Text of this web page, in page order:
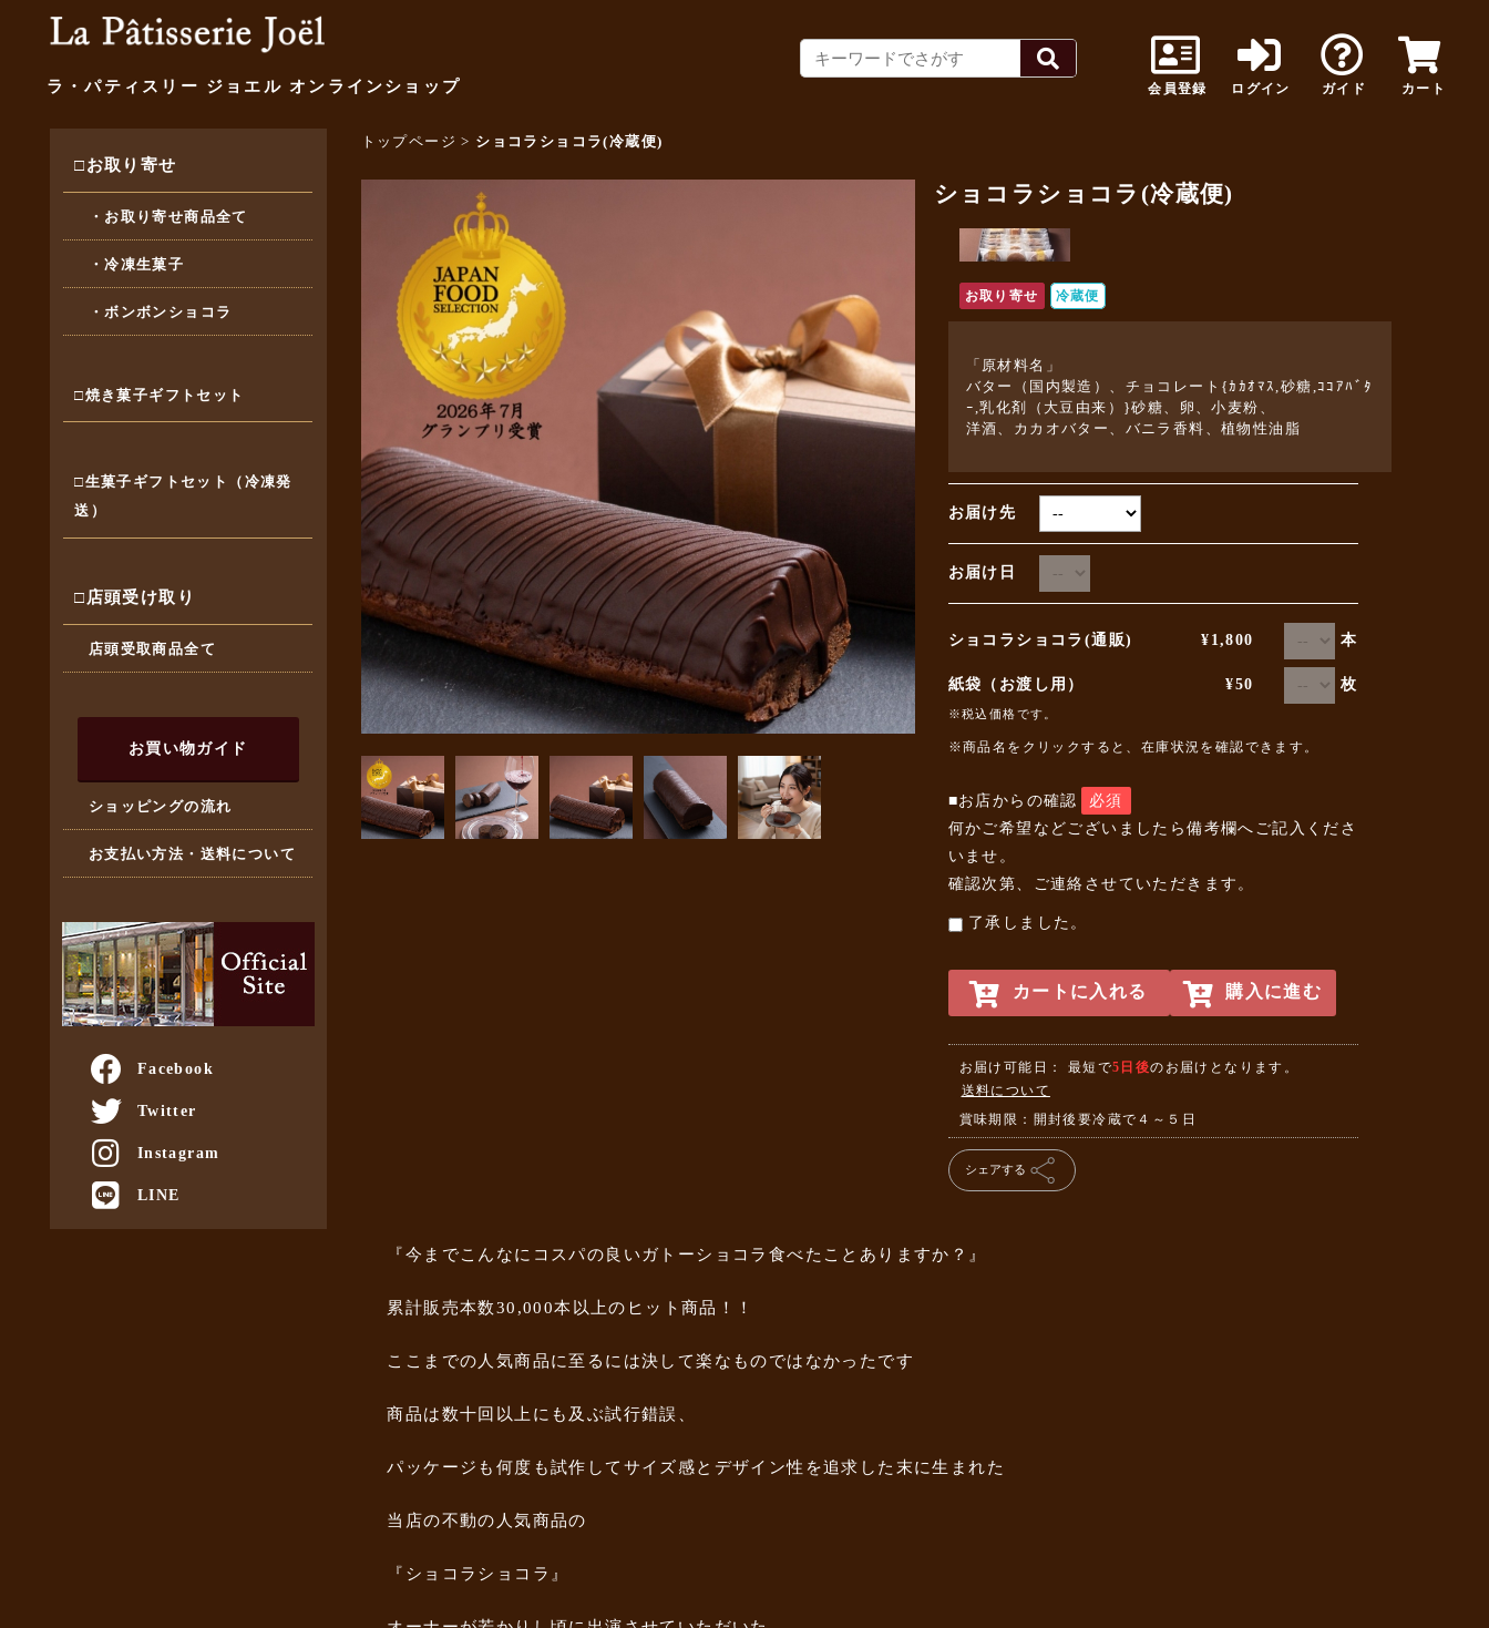
会員登録 ログイン ガイド カート
ラ・パティスリー ジョエル オンラインショップ
□お取り寄せ
・お取り寄せ商品全て
・冷凍生菓子
・ボンボンショコラ
□焼き菓子ギフトセット
□生菓子ギフトセット（冷凍発
送）
□店頭受け取り
店頭受取商品全て
お買い物ガイド
ショッピングの流れ
お支払い方法・送料について
Facebook
Twitter
Instagram
LINE
トップページ > ショコラショコラ(冷蔵便)
ショコラショコラ(冷蔵便)
お取り寄せ 冷蔵便
「原材料名」
バター（国内製造）、チョコレート{ｶｶｵﾏｽ,砂糖,ｺｺｱﾊﾞﾀ
ｰ,乳化剤（大豆由来）}砂糖、卵、小麦粉、
洋酒、カカオバター、バニラ香料、植物性油脂
お届け先
お届け日
ショコラショコラ(通販) ¥1,800 本
紙袋（お渡し用） ¥50 枚
※税込価格です。
※商品名をクリックすると、在庫状況を確認できます。
■お店からの確認
必須
何かご希望などございましたら備考欄へご記入くださ
いませ。
確認次第、ご連絡させていただきます。
了承しました。
カートに入れる 購入に進む
お届け可能日： 最短で5日後のお届けとなります。
送料について
賞味期限：開封後要冷蔵で４～５日
シェアする
『今までこんなにコスパの良いガトーショコラ食べたことありますか？』
累計販売本数30,000本以上のヒット商品！！
ここまでの人気商品に至るには決して楽なものではなかったです
商品は数十回以上にも及ぶ試行錯誤、
パッケージも何度も試作してサイズ感とデザイン性を追求した末に生まれた
当店の不動の人気商品の
『ショコラショコラ』